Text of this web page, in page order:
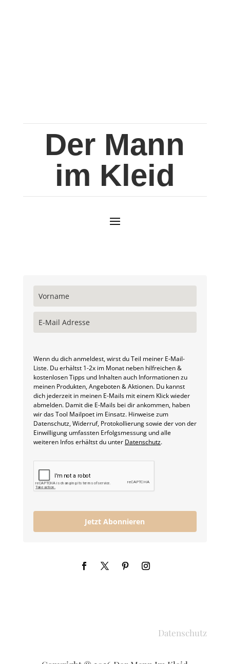
Der Mann
im Kleid
Wenn du dich anmeldest, wirst du Teil meiner E-Mail-
Liste. Du erhältst 1-2x im Monat neben hilfreichen &
kostenlosen Tipps und Inhalten auch Informationen zu
meinen Produkten, Angeboten & Aktionen. Du kannst
dich jederzeit in meinen E-Mails mit einem Klick wieder
abmelden. Damit die E-Mails bei dir ankommen, haben
wir das Tool Mailpoet im Einsatz. Hinweise zum
Datenschutz, Widerruf, Protokollierung sowie der von der
Einwilligung umfassten Erfolgsmessung und alle
weiteren Infos erhältst du unter Datenschutz.
Jetzt Abonnieren
Datenschutz